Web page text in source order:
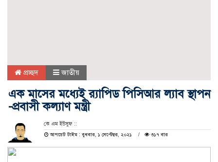
প্রচ্ছদ জাতীয়
এক মাসের মধ্যেই র‍্যাপিড পিসিআর ল্যাব স্থাপন
-প্রবাসী কল্যাণ মন্ত্রী
কে এম ইউসুফ ::
আপডেট টাইম : বুধবার, ১ সেপ্টেম্বর, ২০২১
৩১৭ বার